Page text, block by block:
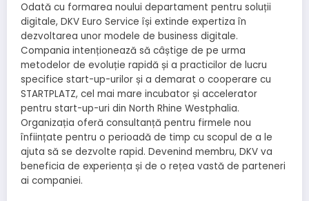
Odată cu formarea noului departament pentru soluții
digitale, DKV Euro Service își extinde expertiza în
dezvoltarea unor modele de business digitale.
Compania intenționează să câștige de pe urma
metodelor de evoluție rapidă și a practicilor de lucru
specifice start-up-urilor și a demarat o cooperare cu
STARTPLATZ, cel mai mare incubator și accelerator
pentru start-up-uri din North Rhine Westphalia.
Organizația oferă consultanță pentru firmele nou
înființate pentru o perioadă de timp cu scopul de a le
ajuta să se dezvolte rapid. Devenind membru, DKV va
beneficia de experiența și de o rețea vastă de parteneri
ai companiei.